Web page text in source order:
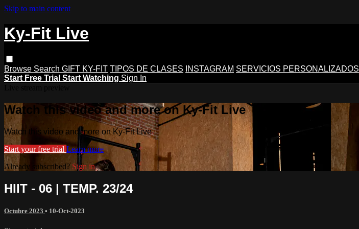
Skip to main content
Ky-Fit Live
Browse Search GIFT KY-FIT TIPOS DE CLASES INSTAGRAM SERVICIOS PERSONALIZADOS
Start Free Trial Start Watching Sign In
Watch this video and more on Ky-Fit Live
Watch this video and more on Ky-Fit Live
Start your free trial Learn more
Already subscribed?Sign in
HIIT - 06 | TEMP. 23/24
Octubre 2023 • 10-Oct-2023